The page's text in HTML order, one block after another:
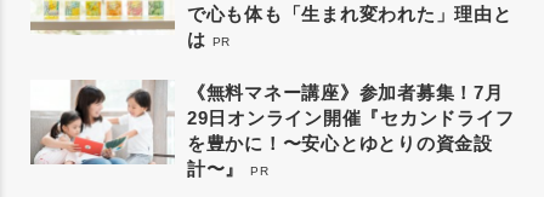
で心も体も「生まれ変われた」理由と
は PR
《無料マネー講座》参加者募集！7月
29日オンライン開催『セカンドライフ
を豊かに！〜安心とゆとりの資金設
計〜』
PR